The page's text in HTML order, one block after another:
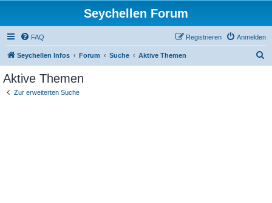
Seychellen Forum
FAQ Anmelden
Registrieren
Seychellen Infos Forum Suche Aktive Themen
Aktive Themen
Zur erweiterten Suche